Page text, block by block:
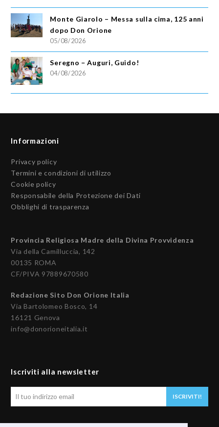
Monte Giarolo – Messa sulla cima, 125 anni
dopo Don Orione
05/08/2026
Seregno – Auguri, Guido!
04/08/2026
Informazioni
Privacy policy
Termini e condizioni di utilizzo
Cookie policy
Responsabile della Protezione dei Dati
Obblighi di trasparenza
Provincia Religiosa Madre della Divina Provvidenza
Via della Camilluccia, 142
00135 ROMA
CF/PIVA 97889670580
Redazione Sito Don Orione Italia
Via Bartolomeo Bosco, 14
16121 Genova
info@donorioneitalia.it
Iscriviti alla newsletter
ISCRIVITI!